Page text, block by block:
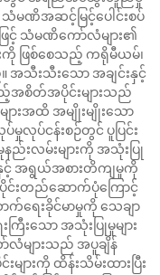
သံမဏိအဆင့်မြင့်ပေါင်းစပ်
းဖြင့် သံမဏိကော်လံများ၏
ဖြစ်စေသည့် ကရိုမီယမ်၊
။ အသီးသီးသော အချင်းနှင့်
အစိတ်အပိုင်းများသည်
ားအထိ အမျိုးမျိုးသော
လုပ်ငန်းစဉ်တွင် ပူပြင်း
းလမ်းများကို အသုံးပြု
နှင့် အရွယ်အစားတိကျမှုကို
င်းတည်ဆောက်ပုံကြောင့်
က်ရေးခိုင်မာမှုကို သေချာ
းသော အသုံးပြုမှုများ
များသည် အပူချိန်
ားကို ထိန်းသိမ်းထားပြီး